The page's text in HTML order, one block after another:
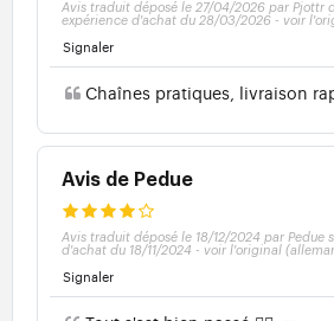
Avis traduit déposé le 27/04/2026 par Pjottr
expérience d'achat du 28/03/2026 - voir
Signaler
Chaînes pratiques, livraison
Avis de Pedue
Avis traduit déposé le 18/12/2024 par Pedue
d'achat du 18/11/2024 - voir l'original
Signaler